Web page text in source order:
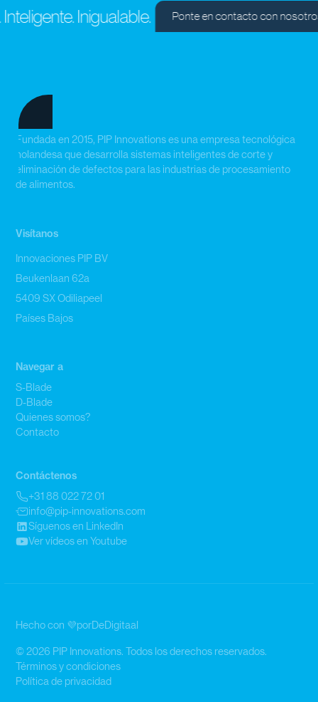
Inigualable. Ponte en contacto con nosotros
Fundada en 2015, PIP Innovations es una empresa tecnológica
holandesa que desarrolla sistemas inteligentes de corte y
eliminación de defectos para las industrias de procesamiento
de alimentos.
Visítanos
Innovaciones PIP BV
Beukenlaan 62a
5409 SX Odiliapeel
Países Bajos
Navegar a
S-Blade
D-Blade
Quienes somos?
Contacto
Contáctenos
+31 88 022 72 01
info@pip-innovations.com
Síguenos en LinkedIn
Ver vídeos en Youtube
© 2026 PIP Innovations. Todos los derechos reservados.
Términos y condiciones
Política de privacidad
Hecho con 💜porDeDigitaal